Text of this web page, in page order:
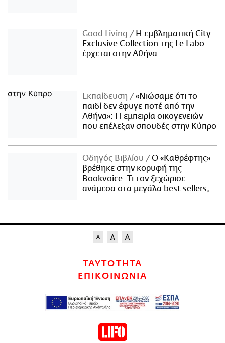
Good Living
Η εμβληματική City
Exclusive Collection της Le Labo
έρχεται στην Αθήνα
Εκπαίδευση
«Νιώσαμε ότι το
παιδί δεν έφυγε ποτέ από την
Αθήνα»: Η εμπειρία οικογενειών
που επέλεξαν σπουδές στην Κύπρο
Οδηγός Βιβλίου
Ο «Καθρέφτης»
βρέθηκε στην κορυφή της
Bookvoice. Τι τον ξεχώρισε
ανάμεσα στα μεγάλα best sellers;
ΤΑΥΤΟΤΗΤΑ
ΕΠΙΚΟΙΝΩΝΙΑ